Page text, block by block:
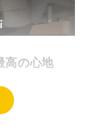
高の心地
オムニ）
ように動